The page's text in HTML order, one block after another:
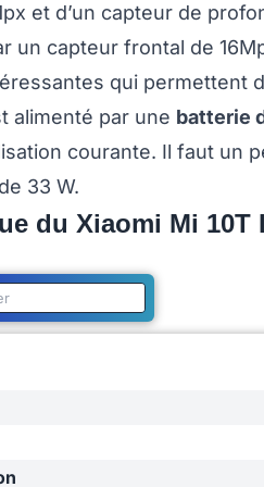
et d’un capteur de
un capteur frontal de
qui permettent
alimenté par une batterie
courante. Il faut un
33 W.
du Xiaomi Mi 10T